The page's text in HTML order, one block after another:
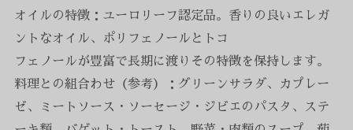
オイルの特徴：ユーロリーフ認定品。香りの良いエレガ
ントなオイル、ポリフェノールとトコ
フェノールが豊富で長期に渡りその特徴を保持します。
料理との組合わせ（参考）：グリーンサラダ、カプレー
ゼ、ミートソース・ソーセージ・ジビエのパスタ、ステ